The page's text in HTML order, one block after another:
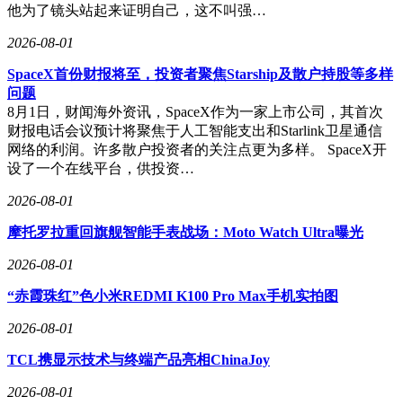
他为了镜头站起来证明自己，这不叫强…
2026-08-01
SpaceX首份财报将至，投资者聚焦Starship及散户持股等多样
问题
8月1日，财闻海外资讯，SpaceX作为一家上市公司，其首次
财报电话会议预计将聚焦于人工智能支出和Starlink卫星通信
网络的利润。许多散户投资者的关注点更为多样。 SpaceX开
设了一个在线平台，供投资…
2026-08-01
摩托罗拉重回旗舰智能手表战场：Moto Watch Ultra曝光
2026-08-01
“赤霞珠红”色小米REDMI K100 Pro Max手机实拍图
2026-08-01
TCL携显示技术与终端产品亮相ChinaJoy
2026-08-01